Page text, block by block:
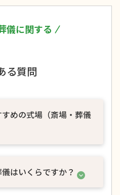
札幌駅
駅
岩見沢駅
駅
近文駅
儀に関する
る質問
めの式場（斎場・葬儀
はいくらですか？